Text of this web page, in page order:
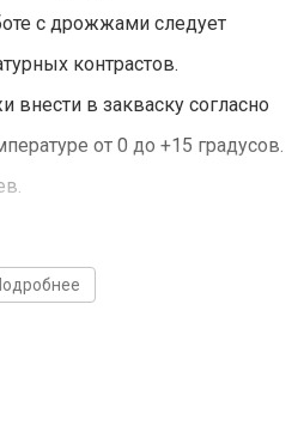
с дрожжами следует
контрастов.
в закваску согласно
от 0 до +15 градусов.